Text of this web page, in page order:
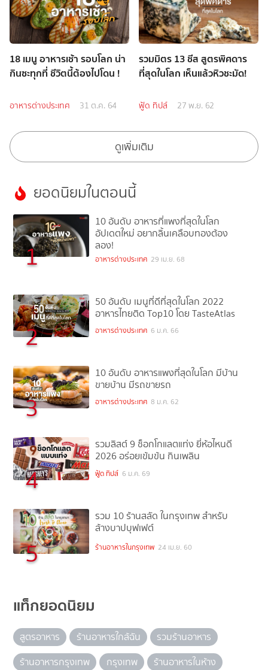
18 เมนู อาหารเช้า รอบโลก น่า
กินซะทุกที่ ชีวิตนี้ต้องไปโดน !
อาหารต่างประเทศ 31 ต.ค. 64
รวมมิตร 13 ชีส สูตรพิศดาร
ที่สุดในโลก เห็นแล้วหิวชะมัด!
ฟู้ด ทิปส์ 27 พ.ย. 62
ดูเพิ่มเติม
ยอดนิยมในตอนนี้
1
10 อันดับ อาหารที่แพงที่สุดในโลก
อัปเดตใหม่ อยากลิ้นเคลือบทองต้อง
ลอง!
อาหารต่างประเทศ 29 เม.ย. 68
2
50 อันดับ เมนูที่ดีที่สุดในโลก 2022
อาหารไทยติด Top10 โดย TasteAtlas
อาหารต่างประเทศ 6 ม.ค. 66
3
10 อันดับ อาหารแพงที่สุดในโลก มีบ้าน
ขายบ้าน มีรถขายรถ
อาหารต่างประเทศ 8 ม.ค. 62
4
รวมลิสต์ 9 ช็อกโกแลตแท่ง ยี่ห้อไหนดี
2026 อร่อยเข้มข้น กินเพลิน
ฟู้ด ทิปส์ 6 ม.ค. 69
5
รวม 10 ร้านสลัด ในกรุงเทพ สำหรับ
ล้างบาปบุฟเฟต์
ร้านอาหารในกรุงเทพ 24 เม.ย. 60
แท็กยอดนิยม
สูตรอาหาร ร้านอาหารใกล้ฉัน
รวมร้านอาหาร
ร้านอาหารกรุงเทพ
กรุงเทพ
ร้านอาหารในห้าง